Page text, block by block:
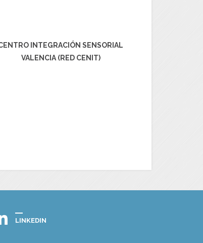
INTEGRACIÓN SENSORIAL
VALENCIA (RED CENIT)
LINKEDIN